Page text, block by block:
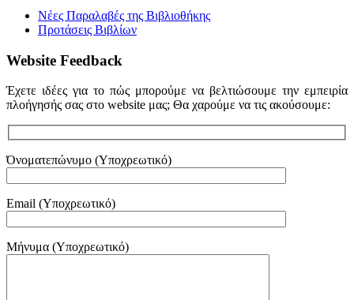
Νέες Παραλαβές της Βιβλιοθήκης
Προτάσεις Βιβλίων
Website Feedback
Έχετε ιδέες για το πώς μπορούμε να βελτιώσουμε την εμπειρία
πλοήγησής σας στο website μας; Θα χαρούμε να τις ακούσουμε:
Όνοματεπώνυμο (Υποχρεωτικό)
Email (Υποχρεωτικό)
Μήνυμα (Υποχρεωτικό)